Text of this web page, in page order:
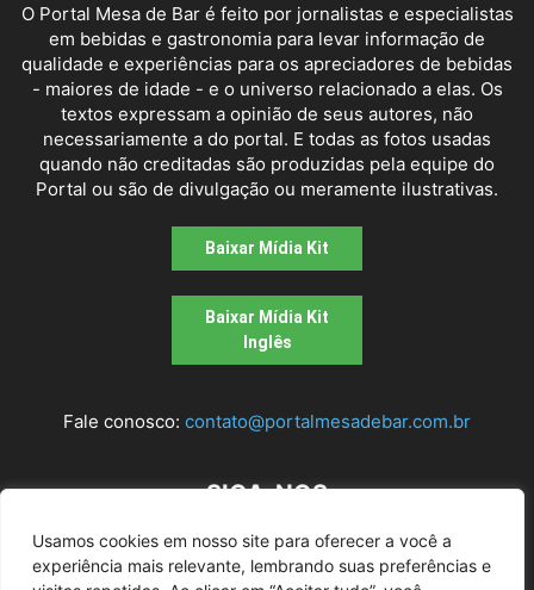
Usamos cookies em nosso site para oferecer a você a
experiência mais relevante, lembrando suas preferências e
O Portal Mesa de Bar é feito por jornalistas e especialistas
em bebidas e gastronomia para levar informação de
qualidade e experiências para os apreciadores de bebidas
- maiores de idade - e o universo relacionado a elas. Os
textos expressam a opinião de seus autores, não
necessariamente a do portal. E todas as fotos usadas
quando não creditadas são produzidas pela equipe do
Portal ou são de divulgação ou meramente ilustrativas.
Baixar Mídia Kit
Baixar Mídia Kit
Inglês
Fale conosco: contato@portalmesadebar.com.br
SIGA-NOS